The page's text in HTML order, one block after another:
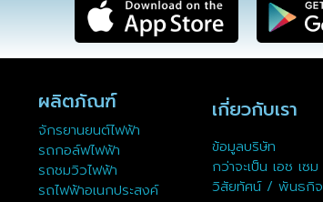
ผลิตภัณฑ์
จักรยานยนต์ไฟฟ้า
รถกอล์ฟไฟฟ้า
รถชมวิวไฟฟ้า
รถไฟฟ้าอเนกประสงค์
เกี่ยวกับเรา
ข้อมูลบริษัท
กว่าจะเป็น เอช เซม
วิสัยทัศน์ / พันธกิจ